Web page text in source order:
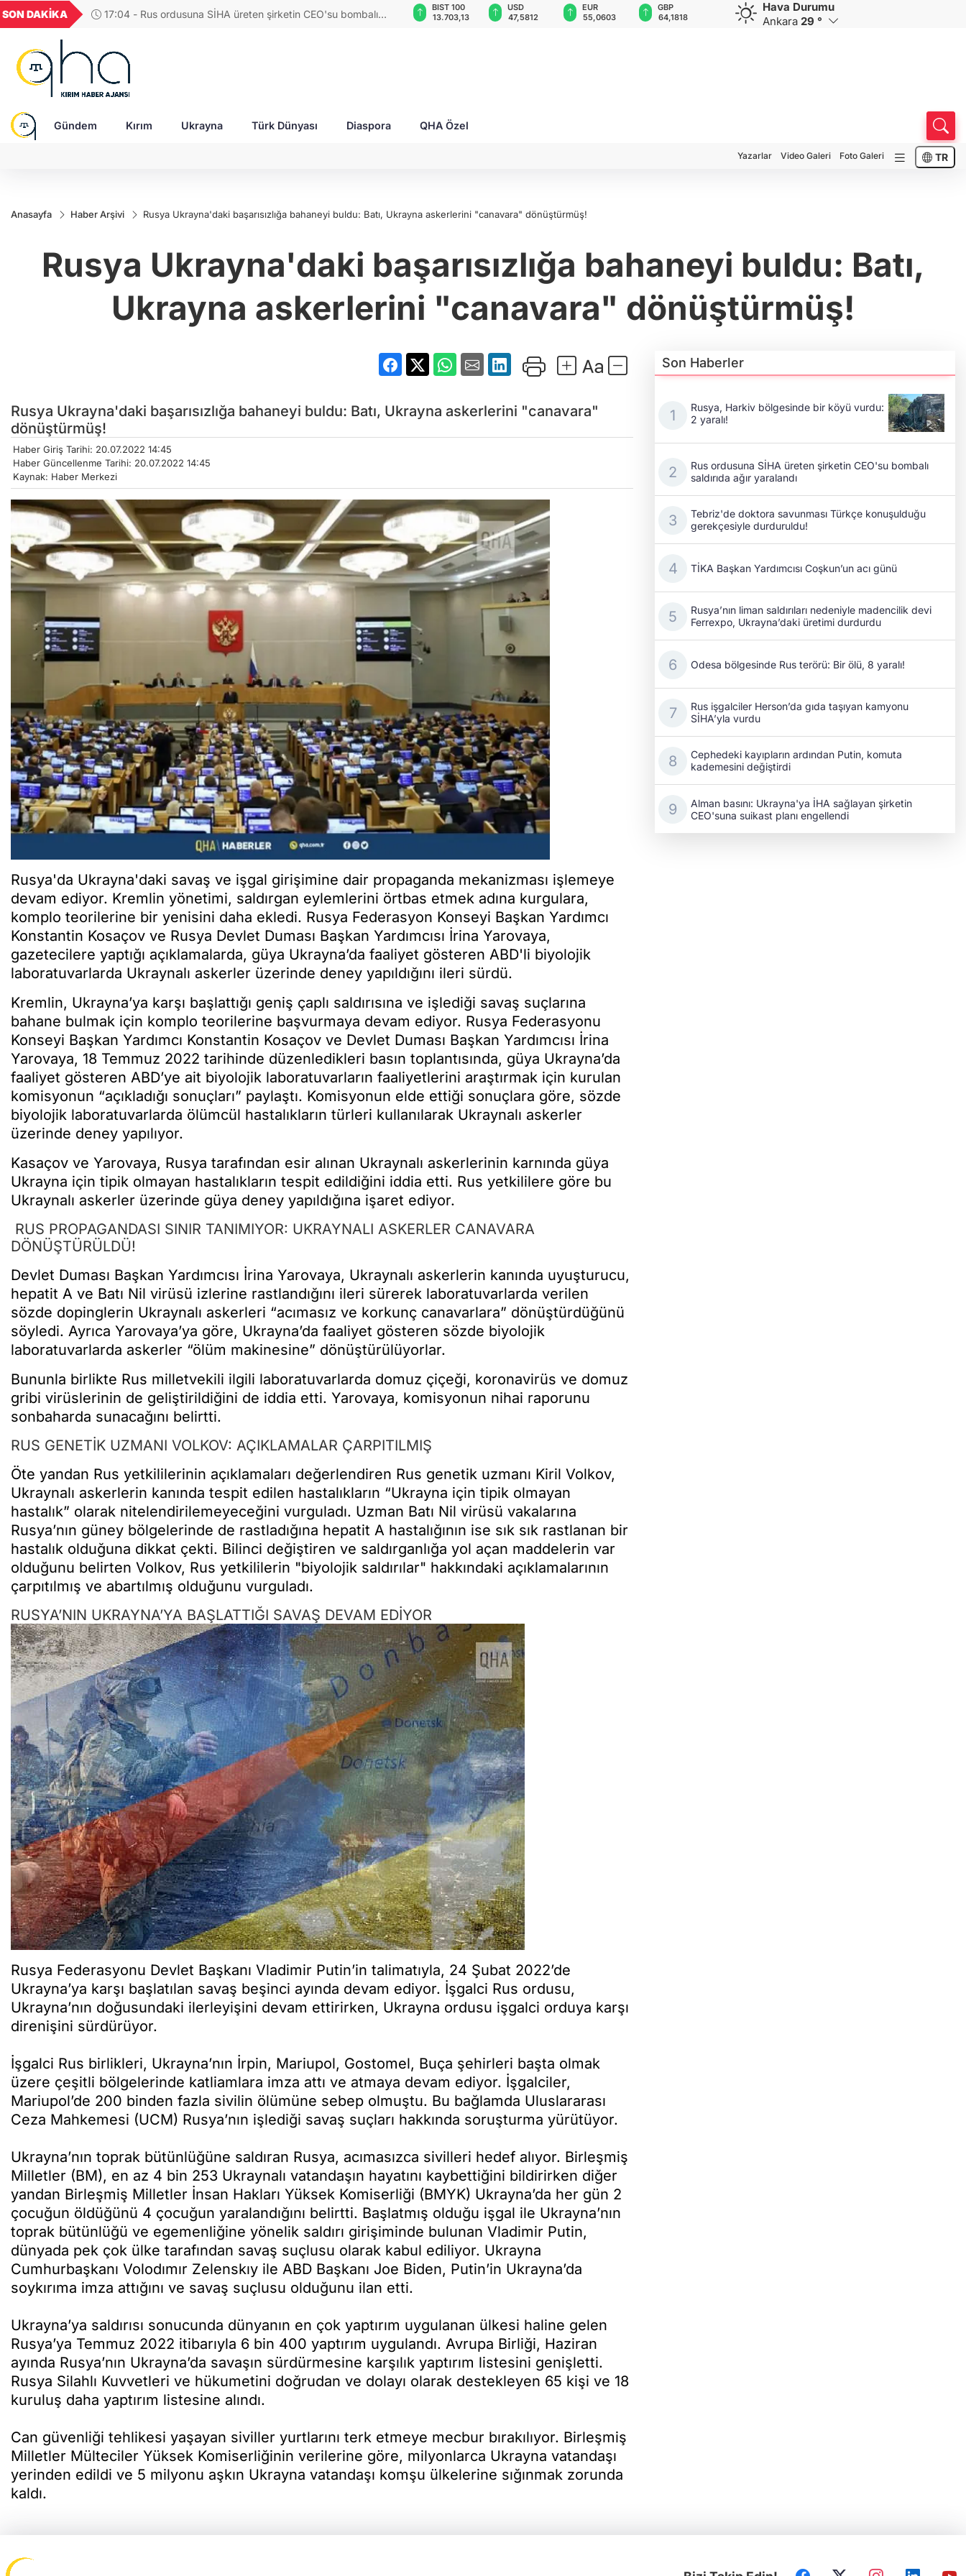
SON DAKİKA
17:04 - Rus ordusuna SİHA üreten şirketin CEO'su bombalı
GEL
18,1955
16,2449
BGN
28,0626
0,0018
6.519,74
BIST 100
13.703,13
USD
47,5812
EUR
55,0603
GBP
64,1818
CHF
58,9168
CAD
33,9453
Hava Durumu
Ankara 29 °
Gündem Kırım Ukrayna Türk Dünyası Diaspora QHA Özel
Yazarlar Video Galeri Foto Galeri TR
Anasayfa Haber Arşivi Rusya Ukrayna'daki başarısızlığa bahaneyi buldu: Batı, Ukrayna askerlerini "canavara" dönüştürmüş!
Rusya Ukrayna'daki başarısızlığa bahaneyi buldu: Batı,
Ukrayna askerlerini "canavara" dönüştürmüş!
Rusya Ukrayna'daki başarısızlığa bahaneyi buldu: Batı, Ukrayna askerlerini "canavara"
dönüştürmüş!
Haber Giriş Tarihi: 20.07.2022 14:45
Haber Güncellenme Tarihi: 20.07.2022 14:45
Kaynak: Haber Merkezi
Rusya'da Ukrayna'daki savaş ve işgal girişimine dair propaganda mekanizması işlemeye
devam ediyor. Kremlin yönetimi, saldırgan eylemlerini örtbas etmek adına kurgulara,
komplo teorilerine bir yenisini daha ekledi. Rusya Federasyon Konseyi Başkan Yardımcı
Konstantin Kosaçov ve Rusya Devlet Duması Başkan Yardımcısı İrina Yarovaya,
gazetecilere yaptığı açıklamalarda, güya Ukrayna’da faaliyet gösteren ABD'li biyolojik
laboratuvarlarda Ukraynalı askerler üzerinde deney yapıldığını ileri sürdü.
Kremlin, Ukrayna’ya karşı başlattığı geniş çaplı saldırısına ve işlediği savaş suçlarına
bahane bulmak için komplo teorilerine başvurmaya devam ediyor. Rusya Federasyonu
Konseyi Başkan Yardımcı Konstantin Kosaçov ve Devlet Duması Başkan Yardımcısı İrina
Yarovaya, 18 Temmuz 2022 tarihinde düzenledikleri basın toplantısında, güya Ukrayna’da
faaliyet gösteren ABD’ye ait biyolojik laboratuvarların faaliyetlerini araştırmak için kurulan
komisyonun “açıkladığı sonuçları” paylaştı. Komisyonun elde ettiği sonuçlara göre, sözde
biyolojik laboratuvarlarda ölümcül hastalıkların türleri kullanılarak Ukraynalı askerler
üzerinde deney yapılıyor.
Kasaçov ve Yarovaya, Rusya tarafından esir alınan Ukraynalı askerlerinin karnında güya
Ukrayna için tipik olmayan hastalıkların tespit edildiğini iddia etti. Rus yetkililere göre bu
Ukraynalı askerler üzerinde güya deney yapıldığına işaret ediyor.
RUS PROPAGANDASI SINIR TANIMIYOR: UKRAYNALI ASKERLER CANAVARA
DÖNÜŞTÜRÜLDÜ!
Devlet Duması Başkan Yardımcısı İrina Yarovaya, Ukraynalı askerlerin kanında uyuşturucu,
hepatit A ve Batı Nil virüsü izlerine rastlandığını ileri sürerek laboratuvarlarda verilen
sözde dopinglerin Ukraynalı askerleri “acımasız ve korkunç canavarlara” dönüştürdüğünü
söyledi. Ayrıca Yarovaya’ya göre, Ukrayna’da faaliyet gösteren sözde biyolojik
laboratuvarlarda askerler “ölüm makinesine” dönüştürülüyorlar.
Bununla birlikte Rus milletvekili ilgili laboratuvarlarda domuz çiçeği, koronavirüs ve domuz
gribi virüslerinin de geliştirildiğini de iddia etti. Yarovaya, komisyonun nihai raporunu
sonbaharda sunacağını belirtti.
RUS GENETİK UZMANI VOLKOV: AÇIKLAMALAR ÇARPITILMIŞ
Öte yandan Rus yetkililerinin açıklamaları değerlendiren Rus genetik uzmanı Kiril Volkov,
Ukraynalı askerlerin kanında tespit edilen hastalıkların “Ukrayna için tipik olmayan
hastalık” olarak nitelendirilemeyeceğini vurguladı. Uzman Batı Nil virüsü vakalarına
Rusya’nın güney bölgelerinde de rastladığına hepatit A hastalığının ise sık sık rastlanan bir
hastalık olduğuna dikkat çekti. Bilinci değiştiren ve saldırganlığa yol açan maddelerin var
olduğunu belirten Volkov, Rus yetkililerin "biyolojik saldırılar" hakkındaki açıklamalarının
çarpıtılmış ve abartılmış olduğunu vurguladı.
RUSYA’NIN UKRAYNA’YA BAŞLATTIĞI SAVAŞ DEVAM EDİYOR
Rusya Federasyonu Devlet Başkanı Vladimir Putin’in talimatıyla, 24 Şubat 2022’de
Ukrayna’ya karşı başlatılan savaş beşinci ayında devam ediyor. İşgalci Rus ordusu,
Ukrayna’nın doğusundaki ilerleyişini devam ettirirken, Ukrayna ordusu işgalci orduya karşı
direnişini sürdürüyor.
İşgalci Rus birlikleri, Ukrayna’nın İrpin, Mariupol, Gostomel, Buça şehirleri başta olmak
üzere çeşitli bölgelerinde katliamlara imza attı ve atmaya devam ediyor. İşgalciler,
Mariupol’de 200 binden fazla sivilin ölümüne sebep olmuştu. Bu bağlamda Uluslararası
Ceza Mahkemesi (UCM) Rusya’nın işlediği savaş suçları hakkında soruşturma yürütüyor.
Ukrayna’nın toprak bütünlüğüne saldıran Rusya, acımasızca sivilleri hedef alıyor. Birleşmiş
Milletler (BM), en az 4 bin 253 Ukraynalı vatandaşın hayatını kaybettiğini bildirirken diğer
yandan Birleşmiş Milletler İnsan Hakları Yüksek Komiserliği (BMYK) Ukrayna’da her gün 2
çocuğun öldüğünü 4 çocuğun yaralandığını belirtti. Başlatmış olduğu işgal ile Ukrayna’nın
toprak bütünlüğü ve egemenliğine yönelik saldırı girişiminde bulunan Vladimir Putin,
dünyada pek çok ülke tarafından savaş suçlusu olarak kabul ediliyor. Ukrayna
Cumhurbaşkanı Volodımır Zelenskıy ile ABD Başkanı Joe Biden, Putin’in Ukrayna’da
soykırıma imza attığını ve savaş suçlusu olduğunu ilan etti.
Ukrayna’ya saldırısı sonucunda dünyanın en çok yaptırım uygulanan ülkesi haline gelen
Rusya’ya Temmuz 2022 itibarıyla 6 bin 400 yaptırım uygulandı. Avrupa Birliği, Haziran
ayında Rusya’nın Ukrayna’da savaşın sürdürmesine karşılık yaptırım listesini genişletti.
Rusya Silahlı Kuvvetleri ve hükumetini doğrudan ve dolayı olarak destekleyen 65 kişi ve 18
kuruluş daha yaptırım listesine alındı.
Can güvenliği tehlikesi yaşayan siviller yurtlarını terk etmeye mecbur bırakılıyor. Birleşmiş
Milletler Mülteciler Yüksek Komiserliğinin verilerine göre, milyonlarca Ukrayna vatandaşı
yerinden edildi ve 5 milyonu aşkın Ukrayna vatandaşı komşu ülkelerine sığınmak zorunda
kaldı.
Son Haberler
Rusya, Harkiv bölgesinde bir köyü vurdu:
2 yaralı!
Rus ordusuna SİHA üreten şirketin CEO'su bombalı
saldırıda ağır yaralandı
Tebriz'de doktora savunması Türkçe konuşulduğu
gerekçesiyle durduruldu!
TİKA Başkan Yardımcısı Coşkun’un acı günü
Rusya’nın liman saldırıları nedeniyle madencilik devi
Ferrexpo, Ukrayna’daki üretimi durdurdu
Odesa bölgesinde Rus terörü: Bir ölü, 8 yaralı!
Rus işgalciler Herson’da gıda taşıyan kamyonu
SİHA’yla vurdu
Cephedeki kayıpların ardından Putin, komuta
kademesini değiştirdi
Alman basını: Ukrayna'ya İHA sağlayan şirketin
CEO'suna suikast planı engellendi